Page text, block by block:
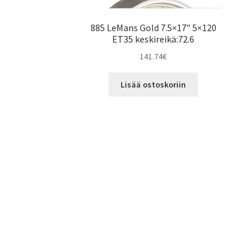
885 LeMans Gold 7.5×17″ 5×120
ET35 keskireikä:72.6
141.74€
Lisää ostoskoriin